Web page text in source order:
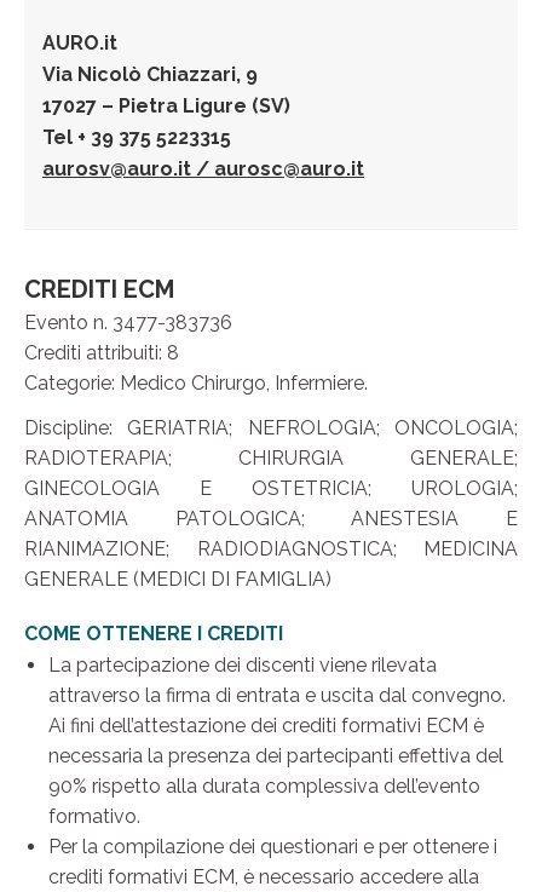
AURO.it
Via Nicolò Chiazzari, 9
17027 – Pietra Ligure (SV)
Tel + 39 375 5223315
aurosv@auro.it / aurosc@auro.it
CREDITI ECM
Evento n. 3477-383736
Crediti attribuiti: 8
Categorie: Medico Chirurgo, Infermiere.
Discipline: GERIATRIA; NEFROLOGIA; ONCOLOGIA;
RADIOTERAPIA; CHIRURGIA GENERALE;
GINECOLOGIA E OSTETRICIA; UROLOGIA;
ANATOMIA PATOLOGICA; ANESTESIA E
RIANIMAZIONE; RADIODIAGNOSTICA; MEDICINA
GENERALE (MEDICI DI FAMIGLIA)
COME OTTENERE I CREDITI
La partecipazione dei discenti viene rilevata
attraverso la firma di entrata e uscita dal convegno.
Ai fini dell’attestazione dei crediti formativi ECM è
necessaria la presenza dei partecipanti effettiva del
90% rispetto alla durata complessiva dell’evento
formativo.
Per la compilazione dei questionari e per ottenere i
crediti formativi ECM, è necessario accedere alla